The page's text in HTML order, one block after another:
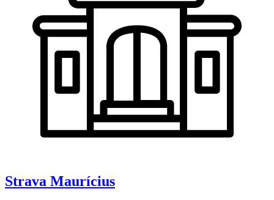
Strava Maurícius